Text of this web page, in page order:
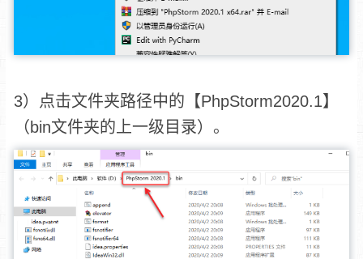
3）点击文件夹路径中的【PhpStorm2020.1】
（bin文件夹的上一级目录）。